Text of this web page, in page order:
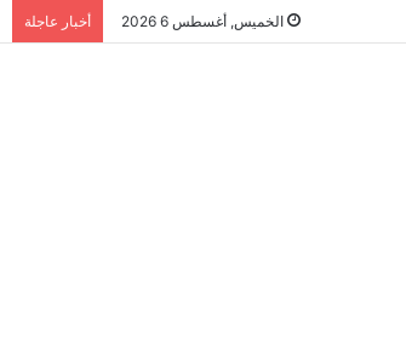
الخميس, أغسطس 6 2026 أخبار عاجلة